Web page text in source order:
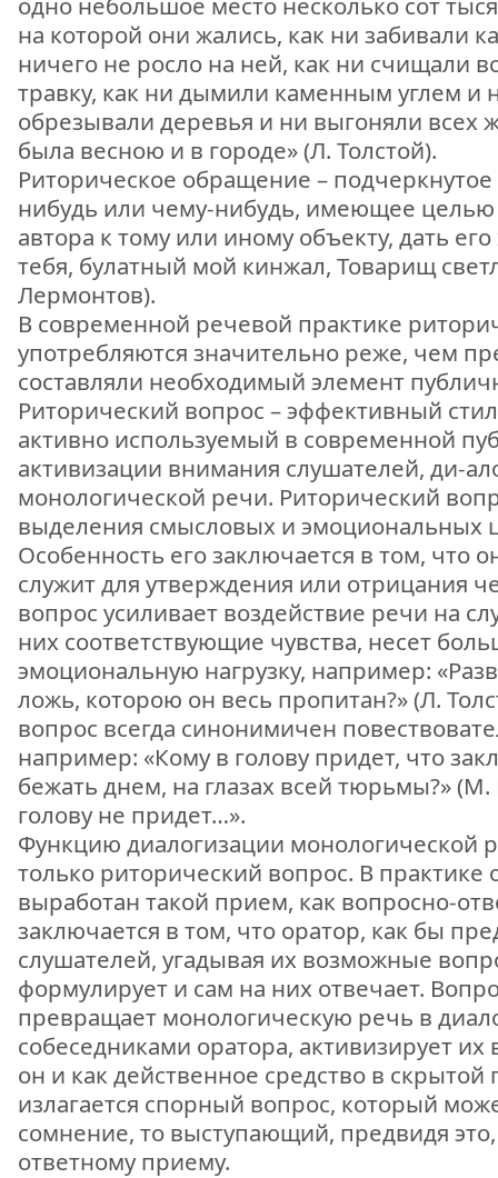
на которой они жались, как ни забивали
ничего не росло на ней, как ни счищали
травку, как ни дымили каменным углем и
обрезывали деревья и ни выгоняли всех
была весною и в городе» (Л. Толстой).
Риторическое обращение –
нибудь или чему-нибудь, имеющее
автора к тому или иному объекту, дать
тебя, булатный мой кинжал, Товарищ
Лермонтов).
В современной речевой практике
употребляются значительно реже, чем
составляли необходимый элемент
Риторический вопрос – эффективный
активно используемый в современной
активизации внимания слушателей, ди-
монологической речи. Риторический
выделения смысловых и эмоциональных
Особенность его заключается в том, что
служит для утверждения или отрицания
вопрос усиливает воздействие речи на
них соответствующие чувства, несет
эмоциональную нагрузку, например:
ложь, которою он весь пропитан?» (Л.
вопрос всегда синонимичен
например: «Кому в голову придет, что
бежать днем, на глазах всей тюрьмы?» (М.
голову не придет…».
Функцию диалогизации монологической
только риторический вопрос. В практике
выработан такой прием, как вопросно-
заключается в том, что оратор, как бы
слушателей, угадывая их возможные
формулирует и сам на них отвечает.
превращает монологическую речь в
собеседниками оратора, активизирует
он и как действенное средство в
излагается спорный вопрос, который
сомнение, то выступающий, предвидя
ответному приему.